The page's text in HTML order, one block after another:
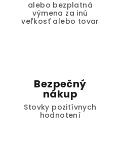
alebo bezplatná
výmena za inú
veľkosť alebo tovar
Bezpečný
nákup
Stovky pozitívnych
hodnotení